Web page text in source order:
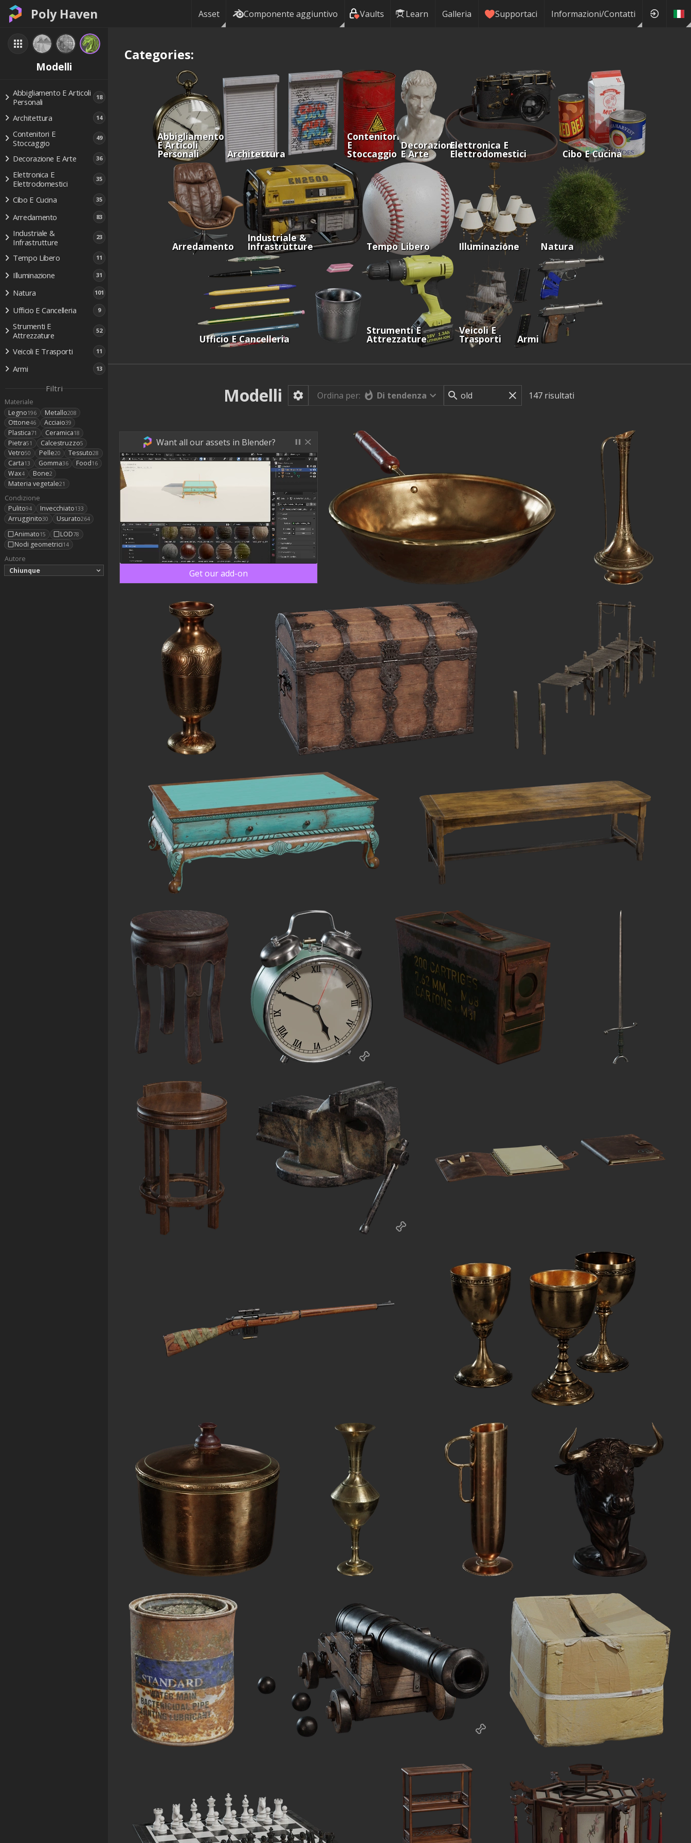
Poly Haven Asset Componente aggiuntivo Vaults Learn Galleria Supportaci Informazioni/Contatti
Modelli
Abbigliamento E Articoli
Personali
18
Architettura 14
Contenitori E
Stoccaggio
49
Decorazione E Arte 36
Elettronica E
Elettrodomestici
35
Cibo E Cucina 35
Arredamento 83
Industriale &
Infrastrutture
23
Tempo Libero 11
Illuminazione 31
Natura 101
Ufficio E Cancelleria 9
Strumenti E
Attrezzature
52
Veicoli E Trasporti 11
Armi 13
Filtri
Materiale
Legno196 Metallo208
Ottone46 Acciaio39
Plastica71 Ceramica18
Pietra51 Calcestruzzo5
Vetro50 Pelle20 Tessuto28
Carta13 Gomma36 Food16
Wax4 Bone2
Materia vegetale21
Condizione
Pulito94 Invecchiato133
Arrugginito30 Usurato264
Animato15 LOD78
Nodi geometrici14
Autore
Chiunque
Categories:
Abbigliamento
E Articoli
Personali Architettura
Contenitori
E
Stoccaggio
Decorazione
E Arte
Elettronica E
Elettrodomestici Cibo E Cucina
Arredamento
Industriale &
Infrastrutture Tempo Libero Illuminazione Natura
Ufficio E Cancelleria
Strumenti E
Attrezzature
Veicoli E
Trasporti Armi
Modelli Ordina per: Di tendenza 147 risultati
Want all our assets in Blender?
Get our add-on